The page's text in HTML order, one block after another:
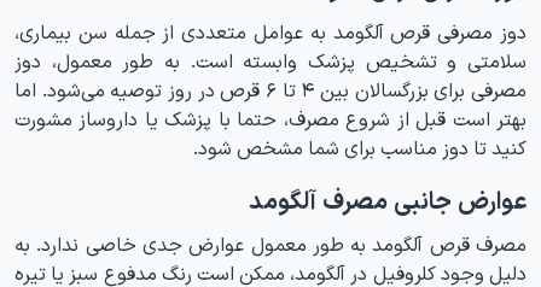
دوز مصرفی قرص آلگومد به عوامل متعددی از جمله سن بیماری،
سلامتی و تشخیص پزشک وابسته است. به طور معمول، دوز
مصرفی برای بزرگسالان بین ۴ تا ۶ قرص در روز توصیه می‌شود. اما
بهتر است قبل از شروع مصرف، حتما با پزشک یا داروساز مشورت
کنید تا دوز مناسب برای شما مشخص شود.
عوارض جانبی مصرف آلگومد
مصرف قرص آلگومد به طور معمول عوارض جدی خاصی ندارد. به
دلیل وجود کلروفیل در آلگومد، ممکن است رنگ مدفوع سبز یا تیره